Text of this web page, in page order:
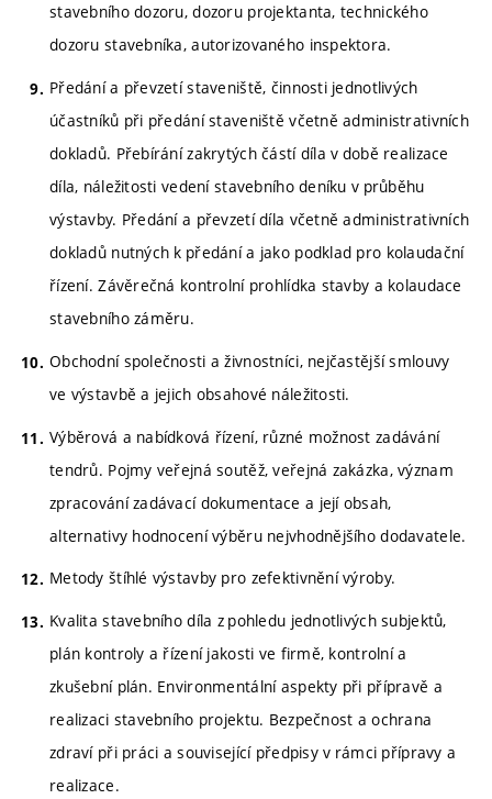
stavebního dozoru, dozoru projektanta, technického
dozoru stavebníka, autorizovaného inspektora.
Předání a převzetí staveniště, činnosti jednotlivých
účastníků při předání staveniště včetně administrativních
dokladů. Přebírání zakrytých částí díla v době realizace
díla, náležitosti vedení stavebního deníku v průběhu
výstavby. Předání a převzetí díla včetně administrativních
dokladů nutných k předání a jako podklad pro kolaudační
řízení. Závěrečná kontrolní prohlídka stavby a kolaudace
stavebního záměru.
Obchodní společnosti a živnostníci, nejčastější smlouvy
ve výstavbě a jejich obsahové náležitosti.
Výběrová a nabídková řízení, různé možnost zadávání
tendrů. Pojmy veřejná soutěž, veřejná zakázka, význam
zpracování zadávací dokumentace a její obsah,
alternativy hodnocení výběru nejvhodnějšího dodavatele.
Metody štíhlé výstavby pro zefektivnění výroby.
Kvalita stavebního díla z pohledu jednotlivých subjektů,
plán kontroly a řízení jakosti ve firmě, kontrolní a
zkušební plán. Environmentální aspekty při přípravě a
realizaci stavebního projektu. Bezpečnost a ochrana
zdraví při práci a související předpisy v rámci přípravy a
realizace.